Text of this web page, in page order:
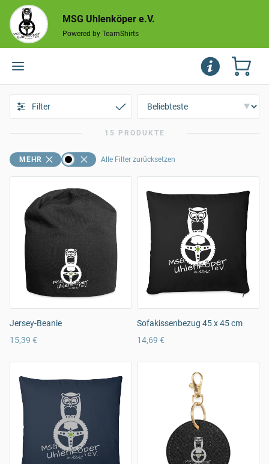
MSG Uhlenköper e.V.
Powered by TeamShirts
Filter
15 PRODUKTE
MEHR Alle Filter zurücksetzen
Jersey-Beanie
15,39 €
Sofakissenbezug 45 x 45 cm
14,69 €